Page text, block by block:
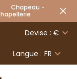
Chapeau -
Devise : €
Langue : FR